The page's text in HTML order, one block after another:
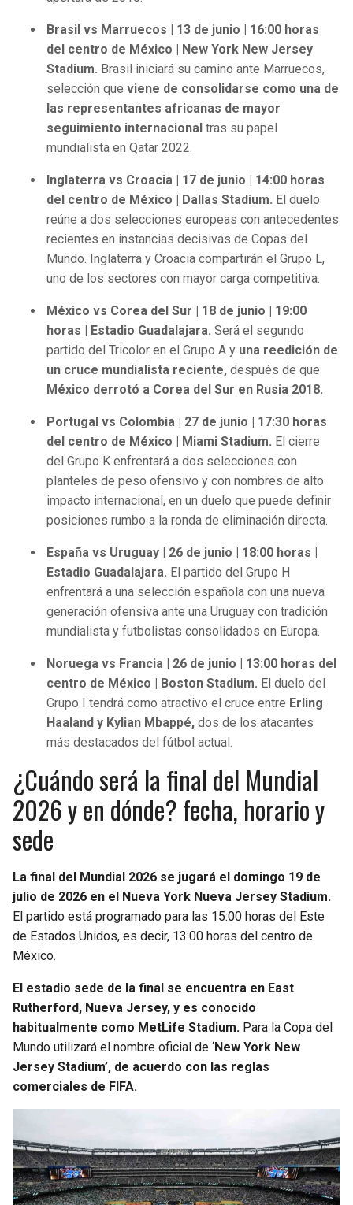
Brasil vs Marruecos | 13 de junio | 16:00 horas
del centro de México | New York New Jersey
Stadium. Brasil iniciará su camino ante Marruecos,
selección queviene de consolidarse como una de
las representantes africanas de mayor
seguimiento internacionaltras su papel
mundialista en Qatar 2022.
Inglaterra vs Croacia | 17 de junio | 14:00 horas
del centro de México | Dallas Stadium. El duelo
reúne a dos selecciones europeas con antecedentes
recientes en instancias decisivas de Copas del
Mundo. Inglaterra y Croacia compartirán el Grupo L,
uno de los sectores con mayor carga competitiva.
México vs Corea del Sur | 18 de junio | 19:00
horas | Estadio Guadalajara. Será el segundo
partido del Tricolor en el Grupo A y una reedición de
un cruce mundialista reciente,después de que
México derrotó a Corea del Sur en Rusia 2018.
Portugal vs Colombia | 27 de junio | 17:30 horas
del centro de México | Miami Stadium. El cierre
del Grupo K enfrentará a dos selecciones con
planteles de peso ofensivo y con nombres de alto
impacto internacional, en un duelo que puede definir
posiciones rumbo a la ronda de eliminación directa.
España vs Uruguay | 26 de junio | 18:00 horas |
Estadio Guadalajara. El partido del Grupo H
enfrentará a una selección española con una nueva
generación ofensiva ante una Uruguay con tradición
mundialista y futbolistas consolidados en Europa.
Noruega vs Francia | 26 de junio | 13:00 horas del
centro de México | Boston Stadium. El duelo del
Grupo I tendrá como atractivo el cruce entre Erling
Haaland y Kylian Mbappé,dos de los atacantes
más destacados del fútbol actual.
¿Cuándo será la final del Mundial
2026 y en dónde? fecha, horario y
sede
La final del Mundial 2026 se jugará el domingo 19 de
julio de 2026 en el Nueva York Nueva Jersey Stadium.
El partido está programado para las 15:00 horas del Este
de Estados Unidos, es decir, 13:00 horas del centro de
México.
El estadio sede de la final se encuentra en East
Rutherford, Nueva Jersey, y es conocido
habitualmente como MetLife Stadium. Para la Copa del
Mundo utilizará el nombre oficial de ‘New York New
Jersey Stadium’, de acuerdo con las reglas
comerciales de FIFA.